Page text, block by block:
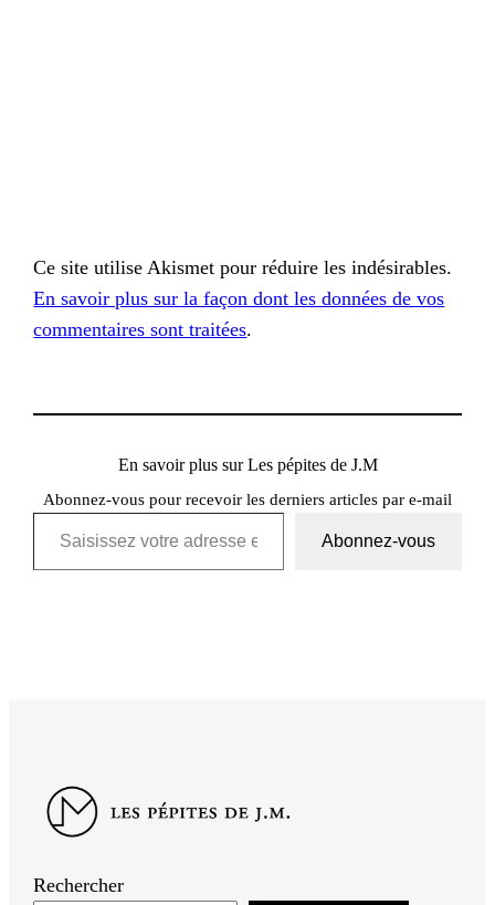
Ce site utilise Akismet pour réduire les indésirables.
En savoir plus sur la façon dont les données de vos
commentaires sont traitées.
En savoir plus sur Les pépites de J.M
Abonnez-vous pour recevoir les derniers articles par e-mail
Saisissez votre adresse e-mail…
Abonnez-vous
Rechercher